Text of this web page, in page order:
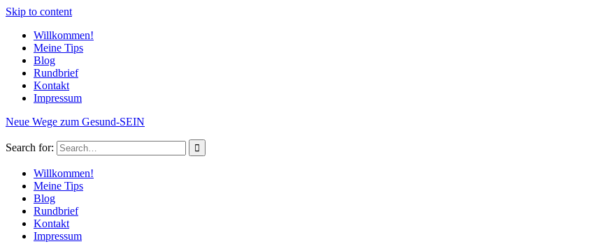
Skip to content
Willkommen!
Meine Tips
Blog
Rundbrief
Kontakt
Impressum
Neue Wege zum Gesund-SEIN
Search for:
Willkommen!
Meine Tips
Blog
Rundbrief
Kontakt
Impressum